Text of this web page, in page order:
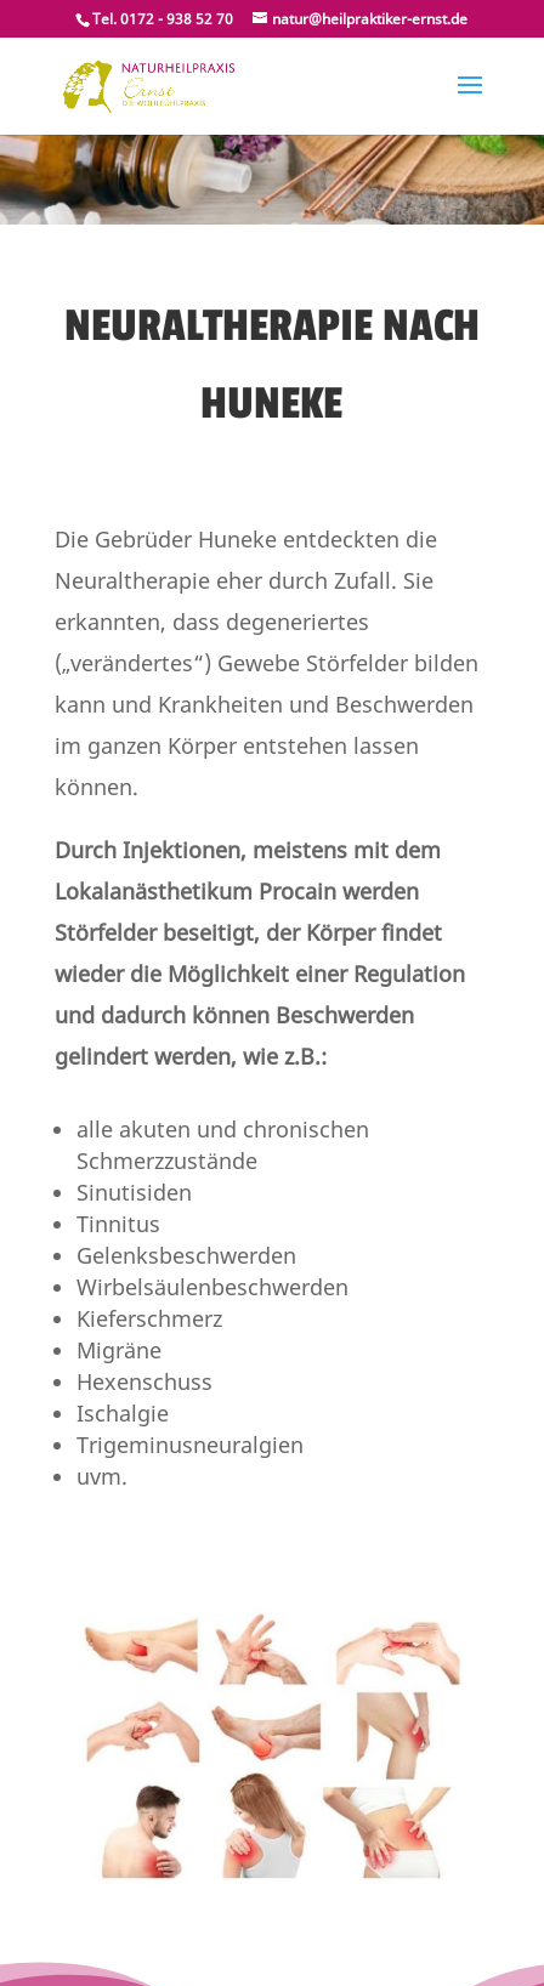
Tel. 0172 - 938 52 70 natur@heilpraktiker-ernst.de
NEURALTHERAPIE NACH
HUNEKE
Die Gebrüder Huneke entdeckten die
Neuraltherapie eher durch Zufall. Sie
erkannten, dass degeneriertes
(„verändertes“) Gewebe Störfelder bilden
kann und Krankheiten und Beschwerden
im ganzen Körper entstehen lassen
können.
Durch Injektionen, meistens mit dem
Lokalanästhetikum Procain werden
Störfelder beseitigt, der Körper findet
wieder die Möglichkeit einer Regulation
und dadurch können Beschwerden
gelindert werden, wie z.B.:
alle akuten und chronischen
Schmerzzustände
Sinutisiden
Tinnitus
Gelenksbeschwerden
Wirbelsäulenbeschwerden
Kieferschmerz
Migräne
Hexenschuss
Ischalgie
Trigeminusneuralgien
uvm.